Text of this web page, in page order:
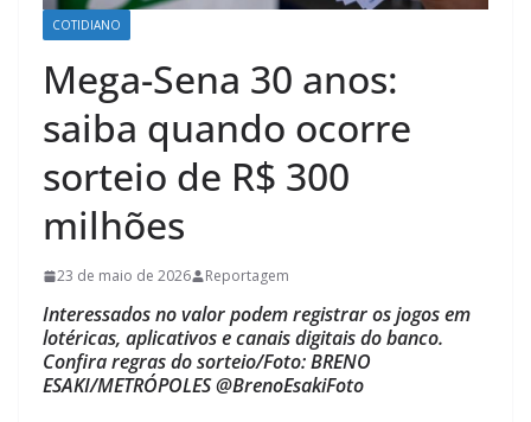
COTIDIANO
Mega-Sena 30 anos:
saiba quando ocorre
sorteio de R$ 300
milhões
23 de maio de 2026 Reportagem
Interessados no valor podem registrar os jogos em
lotéricas, aplicativos e canais digitais do banco.
Confira regras do sorteio/Foto: BRENO
ESAKI/METRÓPOLES @BrenoEsakiFoto